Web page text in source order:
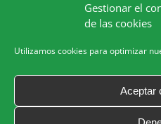
Gestionar el
de las cookies
Utilizamos cookies para optimizar
Aceptar